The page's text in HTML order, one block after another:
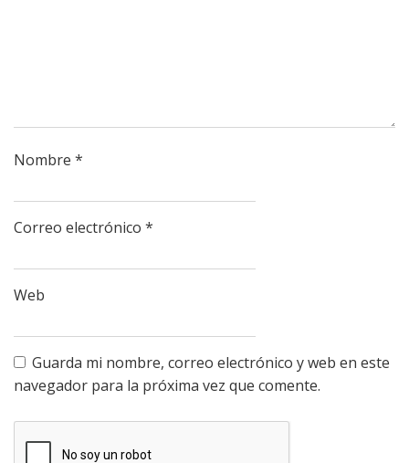
Nombre *
Correo electrónico *
Web
Guarda mi nombre, correo electrónico y web en este
navegador para la próxima vez que comente.